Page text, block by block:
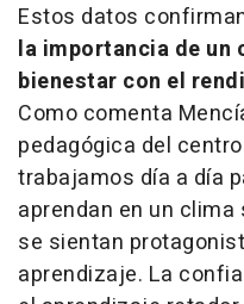
Estos datos
la importancia de un
bienestar con el
Como comenta
pedagógica del
trabajamos día a día
aprendan en un clima
se sientan
aprendizaje. La